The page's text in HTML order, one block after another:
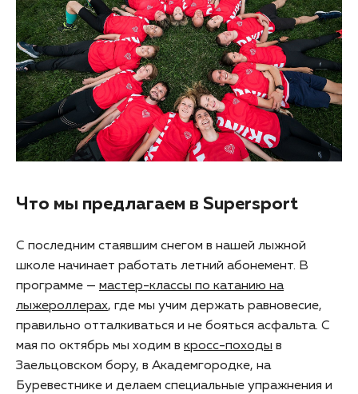
Что мы предлагаем в Supersport
С последним стаявшим снегом в нашей лыжной
школе начинает работать летний абонемент. В
программе — мастер-классы по катанию на
лыжероллерах, где мы учим держать равновесие,
правильно отталкиваться и не бояться асфальта. С
мая по октябрь мы ходим в кросс-походы в
Заельцовском бору, в Академгородке, на
Буревестнике и делаем специальные упражнения и